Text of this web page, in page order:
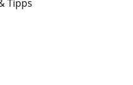
Tipps